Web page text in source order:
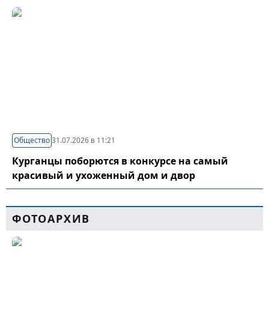
Общество31.07.2026 в 11:21
Курганцы поборются в конкурсе на самый
красивый и ухоженный дом и двор
ФОТОАРХИВ